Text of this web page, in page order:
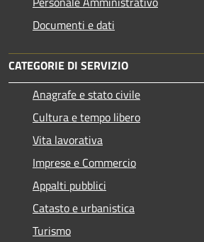
Documenti e dati
CATEGORIE DI SERVIZIO
Anagrafe e stato civile
Cultura e tempo libero
Vita lavorativa
Imprese e Commercio
Appalti pubblici
Catasto e urbanistica
Turismo